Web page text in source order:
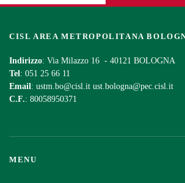
CISL AREA METROPOLITANA
Indirizzo: Via Milazzo 16 - 40121 BOLOGNA
Tel: 051 25 66 11
Email: ustm.bo@cisl.it ust.bologna@pec.cisl.it
C.F.: 80058950371
MENU